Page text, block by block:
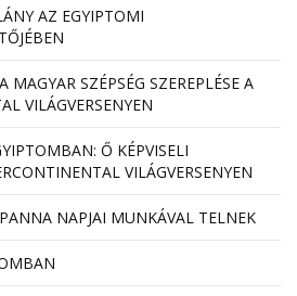
AZ EGYIPTOMI
MAGYAR SZÉPSÉG SZEREPLÉSE A
VILÁGVERSENYEN
Ő KÉPVISELI
VILÁGVERSENYEN
NAPJAI MUNKÁVAL TELNEK